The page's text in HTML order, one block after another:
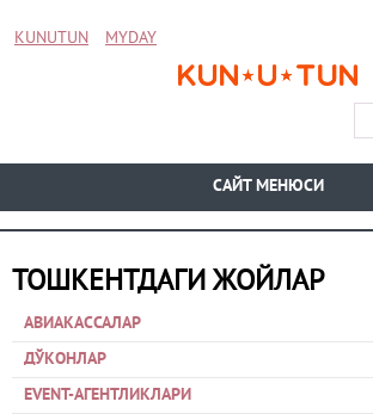
KUNUTUN MYDAY
CАЙТ МЕНЮСИ
ТОШКЕНТДАГИ ЖОЙЛАР
АВИАКАССАЛАР
ДЎКОНЛАР
EVENT-АГЕНТЛИКЛАРИ